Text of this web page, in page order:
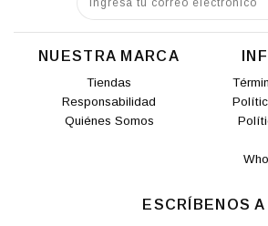
NUESTRA MARCA
Tiendas
Responsabilidad
Quiénes Somos
ESCRÍBENOS A